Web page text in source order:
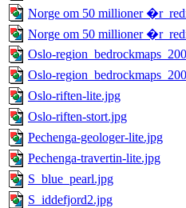
Norge om 50 millioner
Norge om 50 millioner
Oslo-
Oslo-
Oslo-riften-lite.jpg
Oslo-riften-stort.jpg
Pechenga-geologer-lite.jpg
Pechenga-travertin-lite.jpg
S_blue_pearl.jpg
S_iddefjord2.jpg